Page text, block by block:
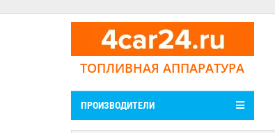
ТОПЛИВНАЯ АППАРАТУРА
ПРОИЗВОДИТЕЛИ